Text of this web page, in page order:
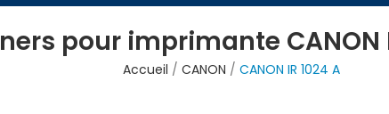
pour imprimante CANON
Accueil CANON
CANON IR 1024 A